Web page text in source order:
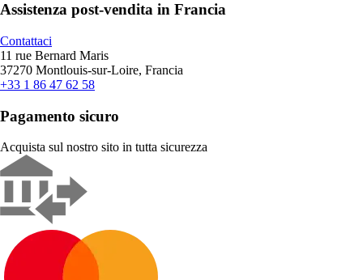
Assistenza post-vendita in Francia
Contattaci
11 rue Bernard Maris
37270 Montlouis-sur-Loire, Francia
+33 1 86 47 62 58
Pagamento sicuro
Acquista sul nostro sito in tutta sicurezza